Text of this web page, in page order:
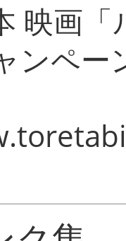
映画
ンペー